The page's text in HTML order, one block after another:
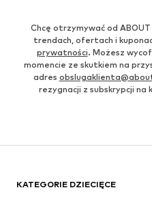
Chcę otrzymywać od
trendach, ofertach i
prywatności. Możesz
momencie ze skutkiem na
adres
rezygnacji z subskrypcji
KATEGORIE DZIECIĘCE